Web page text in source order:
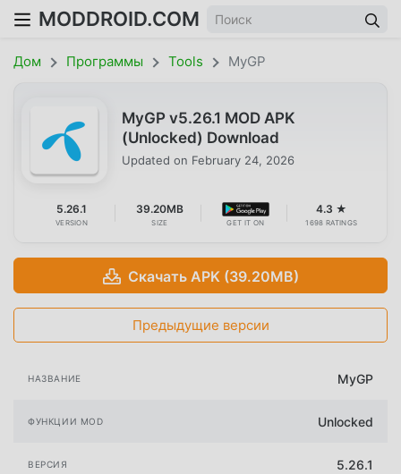
MODDROID.COM
Дом Программы Tools MyGP
MyGP v5.26.1 MOD APK
(Unlocked) Download
Updated on February 24, 2026
5.26.1
VERSION
39.20MB
SIZE GET IT ON
4.3 ★
1698 RATINGS
Скачать APK (39.20MB)
Предыдущие версии
НАЗВАНИЕ MyGP
ФУНКЦИИ MOD Unlocked
ВЕРСИЯ 5.26.1